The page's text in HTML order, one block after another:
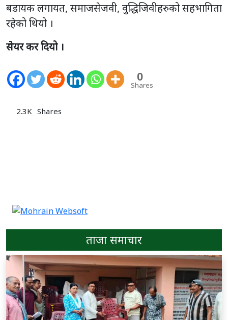
बडायक लगायत, समाजसेजवी, वुद्धिजिवीहरुको सहभागिता
रहेको थियो ।
सेयर कर दियो ।
0
Shares
2.3K Shares
ताजा समाचार